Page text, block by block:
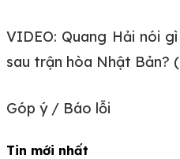
VIDEO: Quang Hải nói
sau trận hòa Nhật Bản?
Góp ý / Báo lỗi
Tin mới nhất